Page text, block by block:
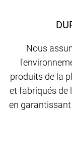
Nous
produits de la
et fabriqués de
en